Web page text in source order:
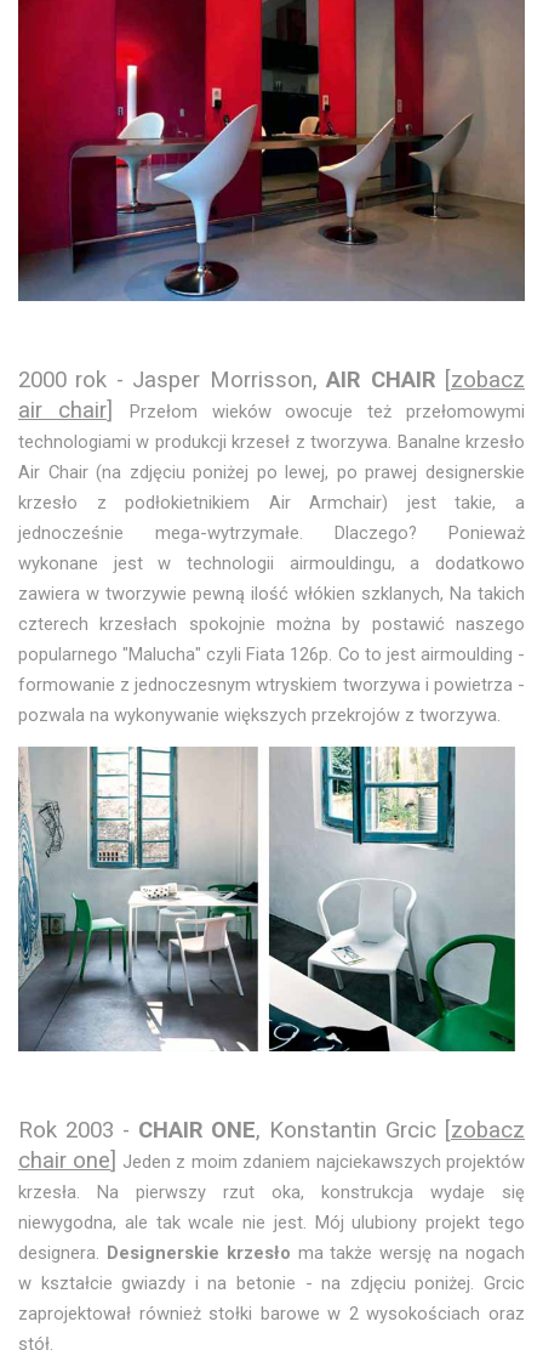
2000 rok - Jasper Morrisson,AIR CHAIR [zobacz
air chair]
Przełom wieków owocuje też przełomowymi
technologiami w produkcji krzeseł z tworzywa. Banalne krzesło
Air Chair (na zdjęciu poniżej po lewej, po prawej designerskie
krzesło z podłokietnikiem Air Armchair) jest takie, a
jednocześnie mega-wytrzymałe. Dlaczego? Ponieważ
wykonane jest w technologii airmouldingu, a dodatkowo
zawiera w tworzywie pewną ilość włókien szklanych, Na takich
czterech krzesłach spokojnie można by postawić naszego
popularnego "Malucha" czyli Fiata 126p. Co to jest airmoulding -
formowanie z jednoczesnym wtryskiem tworzywa i powietrza -
pozwala na wykonywanie większych przekrojów z tworzywa.
Rok 2003 - CHAIR ONE, Konstantin Grcic [zobacz
chair one] Jeden z moim zdaniem najciekawszych projektów
krzesła. Na pierwszy rzut oka, konstrukcja wydaje się
niewygodna, ale tak wcale nie jest. Mój ulubiony projekt tego
designera. Designerskie krzesło ma także wersję na nogach
w kształcie gwiazdy i na betonie - na zdjęciu poniżej. Grcic
zaprojektował również stołki barowe w 2 wysokościach oraz
stół.